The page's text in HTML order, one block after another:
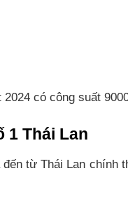
có công suất
1 Thái Lan
từ Thái Lan